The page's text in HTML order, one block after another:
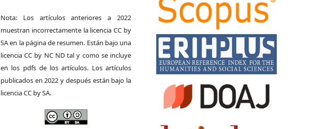
Nota: Los artículos anteriores a 2022
muestran incorrectamente la licencia CC by
SA en la página de resumen. Están bajo una
licencia CC by NC ND tal y como se incluye
en los pdfs de los artículos. Los artículos
publicados en 2022 y después están bajo la
licencia CC by SA.